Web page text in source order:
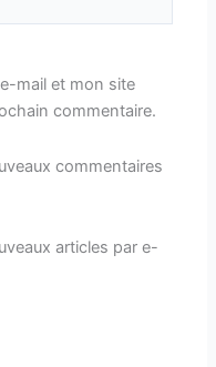
mail et mon site
commentaire.
commentaires
articles par e-